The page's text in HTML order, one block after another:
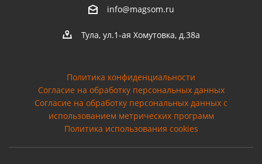
info@magsom.ru
Тула, ул.1-ая Хомутовка, д.38а
Политика конфиденциальности
Согласие на обработку персональных данных
Cогласие на обработку персональных данных с
использованием метрических программ
Политика использования cookies